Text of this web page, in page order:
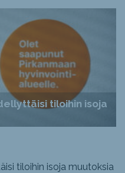
tiloihin isoja
tiloihin isoja muutoksia